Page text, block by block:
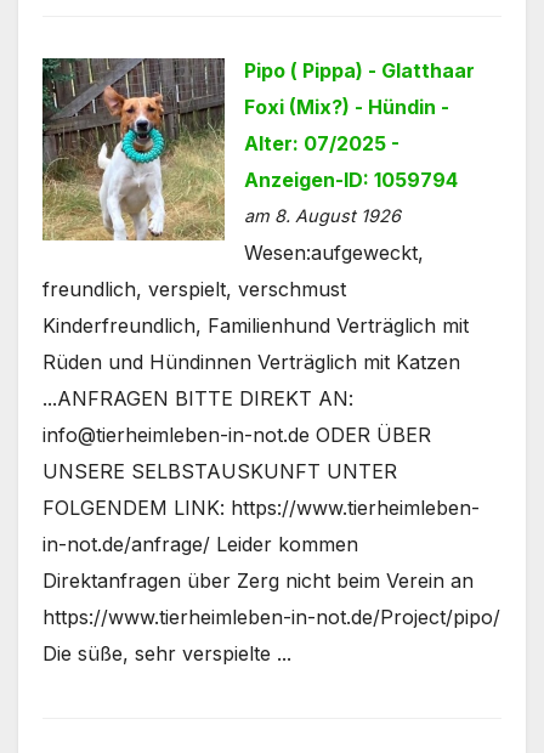
Pipo ( Pippa) - Glatthaar
Foxi (Mix?) - Hündin -
Alter: 07/2025 -
Anzeigen-ID: 1059794
am 8. August 1926
Wesen:aufgeweckt,
freundlich, verspielt, verschmust
Kinderfreundlich, Familienhund Verträglich mit
Rüden und Hündinnen Verträglich mit Katzen
...ANFRAGEN BITTE DIREKT AN:
info@tierheimleben-in-not.de ODER ÜBER
UNSERE SELBSTAUSKUNFT UNTER
FOLGENDEM LINK: https://www.tierheimleben-
in-not.de/anfrage/ Leider kommen
Direktanfragen über Zerg nicht beim Verein an
https://www.tierheimleben-in-not.de/Project/pipo/
Die süße, sehr verspielte ...